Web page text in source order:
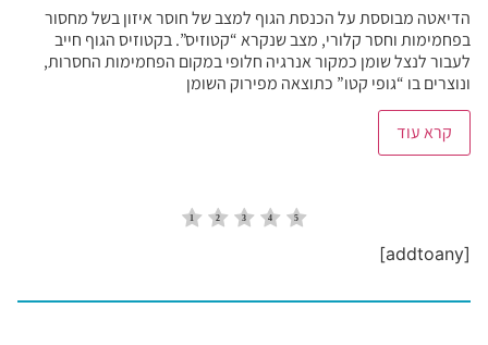
הדיאטה מבוססת על הכנסת הגוף למצב של חוסר איזון בשל מחסור
בפחמימות וחסר קלורי, מצב שנקרא “קטוזיס”. בקטוזיס הגוף חייב
לעבור לנצל שומן כמקור אנרגיה חלופי במקום הפחמימות החסרות,
ונוצרים בו “גופי קטו” כתוצאה מפירוק השומן
קרא עוד
[addtoany]